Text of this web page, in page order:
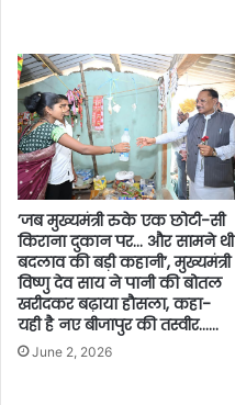
’जब मुख्यमंत्री रुके एक छोटी-सी
किराना दुकान पर… और सामने थी
बदलाव की बड़ी कहानी’, मुख्यमंत्री
विष्णु देव साय ने पानी की बोतल
खरीदकर बढ़ाया हौसला, कहा-
यही है नए बीजापुर की तस्वीर……
June 2, 2026